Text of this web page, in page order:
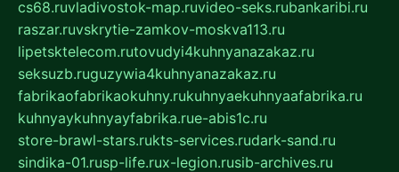
cs68.ruvladivostok-map.ruvideo-seks.rubankaribi.ru
raszar.ruvskrytie-zamkov-moskva113.ru
lipetsktelecom.rutovudyi4kuhnyanazakaz.ru
seksuzb.ruguzywia4kuhnyanazakaz.ru
fabrikaofabrikaokuhny.rukuhnyaekuhnyaafabrika.ru
kuhnyaykuhnyayfabrika.rue-abis1c.ru
store-brawl-stars.rukts-services.rudark-sand.ru
sindika-01.rusp-life.rux-legion.rusib-archives.ru